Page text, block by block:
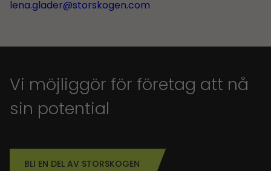
lena.glader@storskogen.com
Vi möjliggör för företag att nå
sin potential
BLI EN DEL AV STORSKOGEN